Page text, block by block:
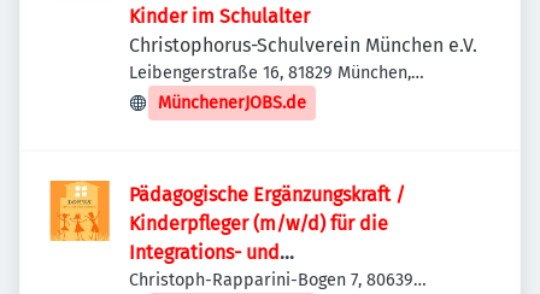
Kinder im Schulalter
Christophorus-Schulverein München e.V.
Leibengerstraße 16, 81829 München,
Deutschland
MünchenerJOBS.de
Pädagogische Ergänzungskraft /
Kinderpfleger (m/w/d) für die
Integrations- und
Kooperationseinrichtung DOMUS e.V.
Christoph-Rapparini-Bogen 7, 80639